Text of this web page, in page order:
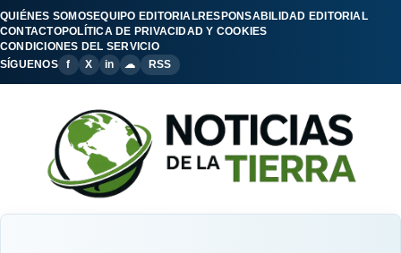
QUIÉNES SOMOSEQUIPO EDITORIALRESPONSABILIDAD EDITORIAL
CONTACTOPOLÍTICA DE PRIVACIDAD Y COOKIES
CONDICIONES DEL SERVICIO
SÍGUENOS
f X in ☁ RSS